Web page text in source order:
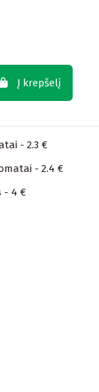
Į krepšelį
- 2.3 €
- 2.4 €
- 4 €